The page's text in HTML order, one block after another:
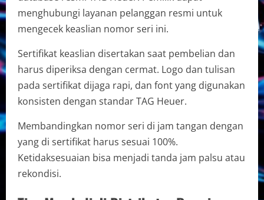
menghubungi layanan pelanggan resmi untuk
mengecek keaslian nomor seri ini.
Sertifikat keaslian disertakan saat pembelian dan
harus diperiksa dengan cermat. Logo dan tulisan
pada sertifikat dijaga rapi, dan font yang digunakan
konsisten dengan standar TAG Heuer.
Membandingkan nomor seri di jam tangan dengan
yang di sertifikat harus sesuai 100%.
Ketidaksesuaian bisa menjadi tanda jam palsu atau
rekondisi.